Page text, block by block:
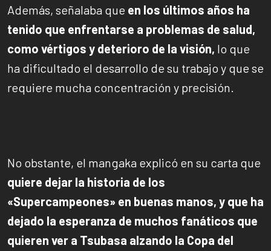
Además, señalaba que en los últimos años ha
tenido que enfrentarse a problemas de salud,
como vértigos y deterioro de la visión, lo que
ha dificultado el desarrollo de su trabajo y que se
requiere mucha concentración y precisión.
No obstante, el mangaka explicó en su carta que
quiere dejar la historia de los
«Supercampeones» en buenas manos, y que ha
dejado la esperanza de muchos fanáticos que
quieren ver a Tsubasa alzando la Copa del